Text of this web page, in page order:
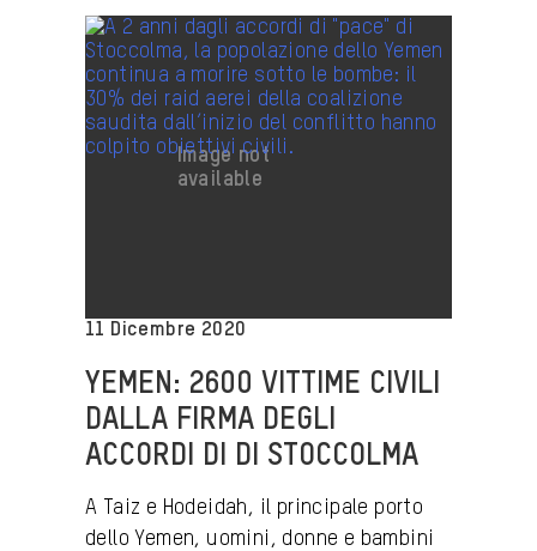
11 Dicembre 2020
YEMEN: 2600 VITTIME CIVILI
DALLA FIRMA DEGLI
ACCORDI DI DI STOCCOLMA
A Taiz e Hodeidah, il principale porto
dello Yemen, uomini, donne e bambini